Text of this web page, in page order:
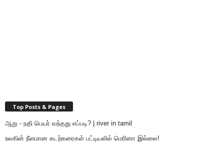
Top Posts & Pages
ஆறு - நதி பெயர் வந்தது எப்படி? | river in tamil
உலகின் நீளமான கடற்கரைகள் பட்டியலில் மெரினா இல்லை!